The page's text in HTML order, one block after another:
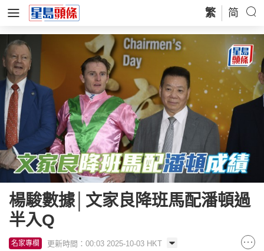
繁 简
楊駿數據│文家良降班馬配潘頓過
半入Q
名家專欄 更新時間：00:03 2025-10-03 HKT